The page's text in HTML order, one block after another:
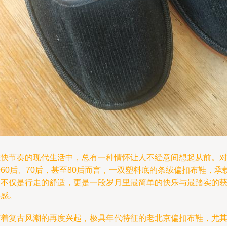
节奏的现代生活中，总有一种情怀让人不经意间想起从前。对
后、70后，甚至80后而言，一双塑料底的条绒偏扣布鞋，承
仅是行走的舒适，更是一段岁月里最简单的快乐与最踏实的获
。
复古风潮的再度兴起，极具年代特征的老北京偏扣布鞋，尤其